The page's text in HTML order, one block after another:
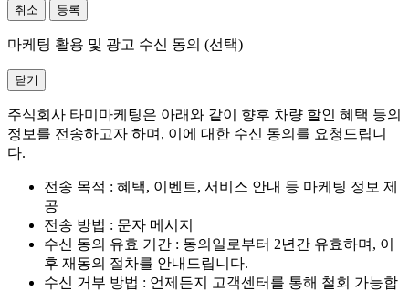
취소 등록
마케팅 활용 및 광고 수신 동의 (선택)
닫기
주식회사 타미마케팅은 아래와 같이 향후 차량 할인 혜택 등의
정보를 전송하고자 하며, 이에 대한 수신 동의를 요청드립니
다.
전송 목적 : 혜택, 이벤트, 서비스 안내 등 마케팅 정보 제
공
전송 방법 : 문자 메시지
수신 동의 유효 기간 : 동의일로부터 2년간 유효하며, 이
후 재동의 절차를 안내드립니다.
수신 거부 방법 : 언제든지 고객센터를 통해 철회 가능합